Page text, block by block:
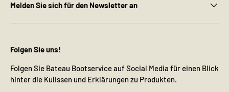
Melden Sie sich für den Newsletter an
Folgen Sie uns!
Folgen Sie Bateau Bootservice auf Social Media für einen Blick
hinter die Kulissen und Erklärungen zu Produkten.